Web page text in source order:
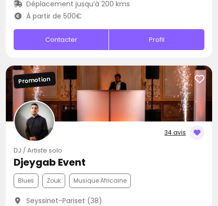
Déplacement jusqu’à 200 kms
À partir de 500€
Contacter Profil
34 avis
Promotion
DJ / Artiste solo
Djeygab Event
Blues Zouk Musique Africaine
Seyssinet-Pariset (38)